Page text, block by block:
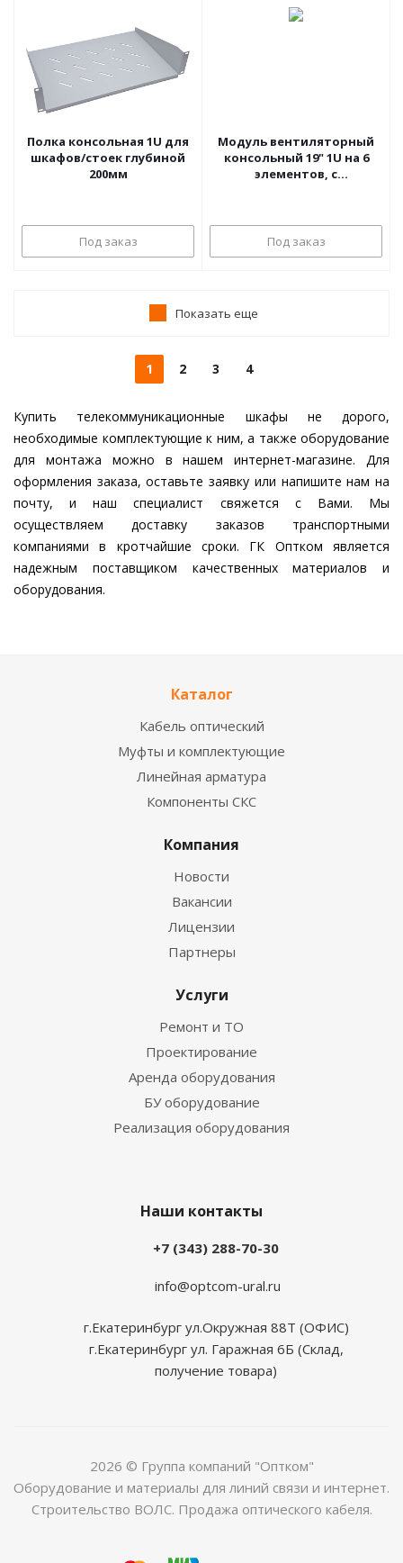
Полка консольная 1U для
шкафов/стоек глубиной
200мм
Под заказ
Модуль вентиляторный
консольный 19" 1U на 6
элементов, с
Под заказ
Показать еще
1 2 3 4
Купить телекоммуникационные шкафы не дорого,
необходимые комплектующие к ним, а также оборудование
для монтажа можно в нашем интернет-магазине. Для
оформления заказа, оставьте заявку или напишите нам на
почту, и наш специалист свяжется с Вами. Мы
осуществляем доставку заказов транспортными
компаниями в кротчайшие сроки. ГК Оптком является
надежным поставщиком качественных материалов и
оборудования.
Каталог
Кабель оптический
Муфты и комплектующие
Линейная арматура
Компоненты СКС
Компания
Новости
Вакансии
Лицензии
Партнеры
Услуги
Ремонт и ТО
Проектирование
Аренда оборудования
БУ оборудование
Реализация оборудования
Наши контакты
+7 (343) 288-70-30
info@optcom-ural.ru
г.Екатеринбург ул.Окружная 88Т (ОФИС)
г.Екатеринбург ул. Гаражная 6Б (Склад,
получение товара)
2026 © Группа компаний "Оптком"
Оборудование и материалы для линий связи и интернет.
Строительство ВОЛС. Продажа оптического кабеля.